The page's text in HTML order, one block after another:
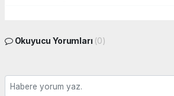
Okuyucu Yorumları (0)